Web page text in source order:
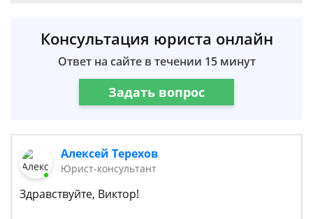
Консультация юриста онлайн
Ответ на сайте в течении 15 минут
Задать вопрос
Алексей Терехов
Юрист-консультант
Здравствуйте, Виктор!